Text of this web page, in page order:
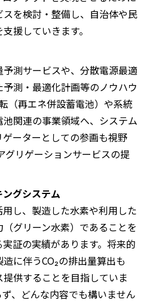
を検討・整備し、自治体や民
援していきます。
測サービスや、分散電源最適
測・最適化計画等のノウハウ
（再エネ併設蓄電池）や系統
関連の事業領域へ、システム
ーターとしての参画も視野
グリゲーションサービスの提
グシステム
し、製造した水素や利用した
グリーン水素）であることを
証の実績があります。将来的
に伴うCO₂の排出量算出も
供することを目指していま
、どんな内容でも構いません